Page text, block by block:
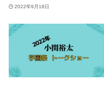
2022年9月18日